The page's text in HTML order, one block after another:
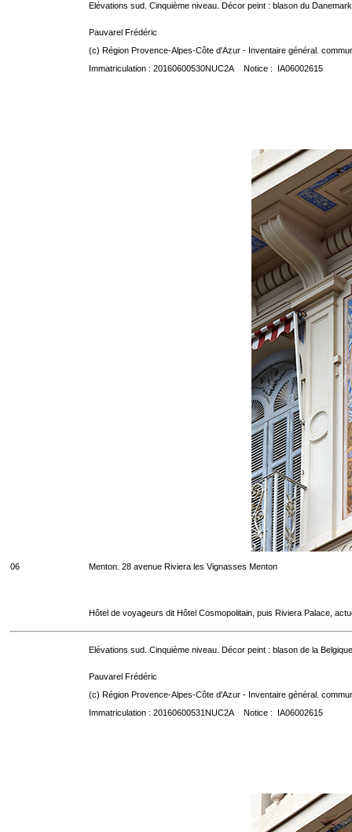
Elévations sud. Cinquième niveau. Décor peint : blason du
Pauvarel Frédéric
(c) Région Provence-Alpes-Côte d'Azur - Inventaire général.
Immatriculation : 20160600530NUC2A Notice : IA06002615
06 Menton. 28 avenue Riviera les Vignasses Menton
Hôtel de voyageurs dit Hôtel Cosmopolitain, puis Riviera Palace,
Elévations sud. Cinquième niveau. Décor peint : blason de la
Pauvarel Frédéric
(c) Région Provence-Alpes-Côte d'Azur - Inventaire général.
Immatriculation : 20160600531NUC2A Notice : IA06002615